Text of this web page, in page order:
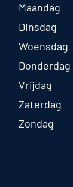
Maandag
Dinsdag
Woensdag
Donderdag
Vrijdag
Zaterdag
Zondag